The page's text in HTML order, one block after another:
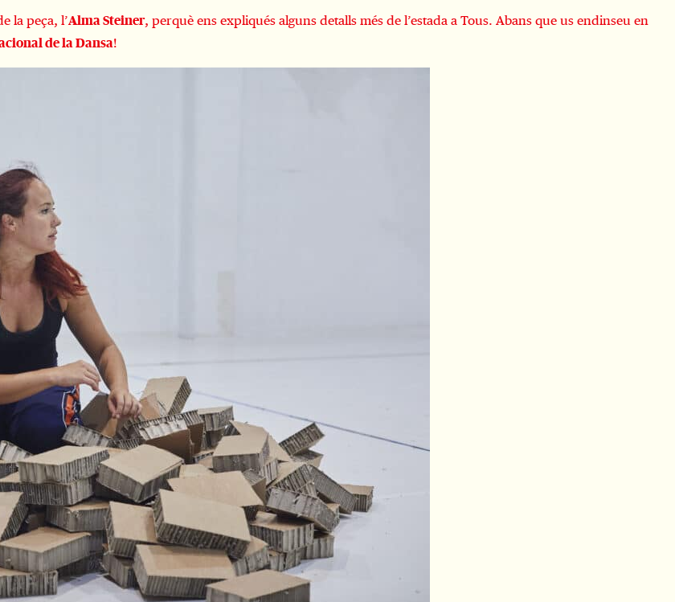
la peça, l’Alma Steiner, perquè ens expliqués alguns detalls més de l’estada a Tous. Abans que us endinseu en
de la Dansa!